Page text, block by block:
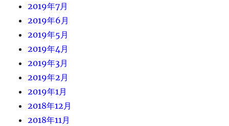
2019年7月
2019年6月
2019年5月
2019年4月
2019年3月
2019年2月
2019年1月
2018年12月
2018年11月